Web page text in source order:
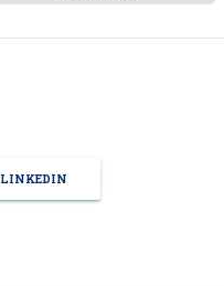
LINKEDIN